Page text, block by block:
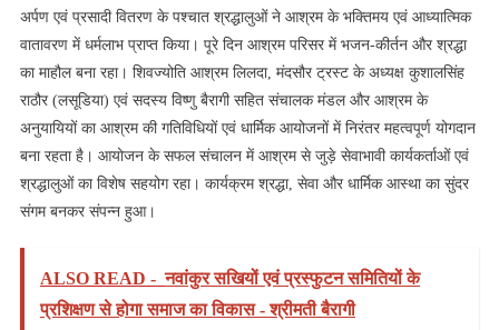
अर्पण एवं प्रसादी वितरण के पश्चात श्रद्धालुओं ने आश्रम के भक्तिमय एवं आध्यात्मिक
वातावरण में धर्मलाभ प्राप्त किया। पूरे दिन आश्रम परिसर में भजन-कीर्तन और श्रद्धा
का माहौल बना रहा। शिवज्योति आश्रम लिलदा, मंदसौर ट्रस्ट के अध्यक्ष कुशालसिंह
राठौर (लसूडिया) एवं सदस्य विष्णु बैरागी सहित संचालक मंडल और आश्रम के
अनुयायियों का आश्रम की गतिविधियों एवं धार्मिक आयोजनों में निरंतर महत्वपूर्ण योगदान
बना रहता है। आयोजन के सफल संचालन में आश्रम से जुड़े सेवाभावी कार्यकर्ताओं एवं
श्रद्धालुओं का विशेष सहयोग रहा। कार्यक्रम श्रद्धा, सेवा और धार्मिक आस्था का सुंदर
संगम बनकर संपन्न हुआ।
ALSO READ - नवांकुर सखियों एवं प्रस्फुटन समितियों के
प्रशिक्षण से होगा समाज का विकास - श्रीमती बैरागी